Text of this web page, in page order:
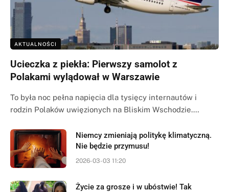
AKTUALNOŚCI
Ucieczka z piekła: Pierwszy samolot z
Polakami wylądował w Warszawie
To była noc pełna napięcia dla tysięcy internautów i
rodzin Polaków uwięzionych na Bliskim Wschodzie.…
Niemcy zmieniają politykę klimatyczną.
Nie będzie przymusu!
2026-03-03 11:20
Życie za grosze i w ubóstwie! Tak